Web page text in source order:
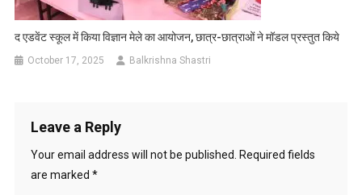
द एडवेंट स्कूल में किया विज्ञान मेले का आयोजन, छात्र-छात्राओं ने मॉडल प्रस्तुत किये
October 17, 2025 Balkrishna Shastri
Leave a Reply
Your email address will not be published.
Required fields
are marked *